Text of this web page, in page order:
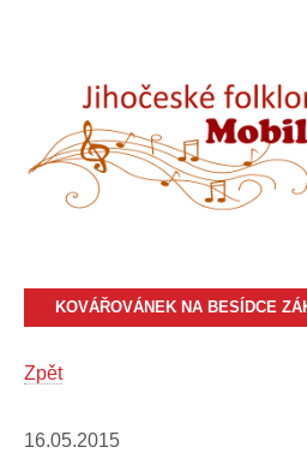
KOVÁŘOVÁNEK NA BESÍDCE
Zpět
16.05.2015